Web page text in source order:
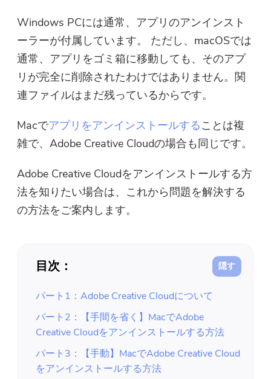
無料PDFコンプレッサー
Windows PCには通常、アプリのアンインスト
ーラーが付属しています。 ただし、macOSでは
通常、アプリをゴミ箱に移動しても、そのアプ
リが完全に削除されたわけではありません。関
連ファイルはまだ残っているからです。
Macでアプリをアンインストールすることは複
雑で、Adobe Creative Cloudの場合も同じです。
Adobe Creative Cloudをアンインストールする方
法を知りたい場合は、これから問題を解決する
の方法をご案内します。
目次：
パート1：Adobe Creative Cloudについて
パート2：【手間を省く】MacでAdobe
Creative Cloudをアンインストールする方法
パート3：【手動】MacでAdobe Creative Cloud
をアンインストールする方法